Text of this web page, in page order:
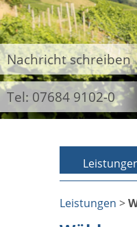
Nachricht schreiben
Tel: 07684 9102-0
Leistungen >